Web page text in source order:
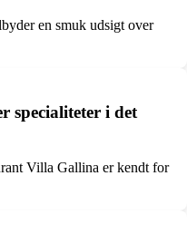
en smuk udsigt over
specialiteter i det
Villa Gallina er kendt for